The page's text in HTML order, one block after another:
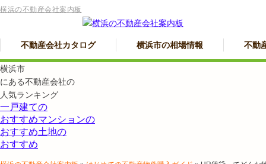
横浜の不動産会社案内板
不動産会社カタログ 横浜市の相場情報 不動
横浜市
にある不動産会社の
人気ランキング
一戸建ての
おすすめマンションの
おすすめ土地の
おすすめ